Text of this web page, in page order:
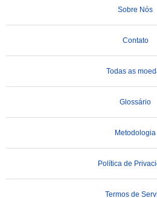
Sobre Nós
Contato
Todas as
Glossário
Metodologia
Política de
Termos de